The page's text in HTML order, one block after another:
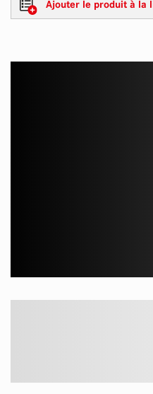
Ajouter le produit à la